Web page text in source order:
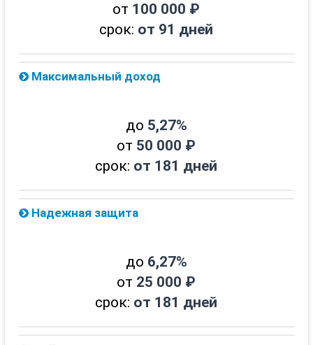
от 100 000 ₽
срок: от 91 дней
Максимальный доход
до 5,27%
от 50 000 ₽
срок: от 181 дней
Надежная защита
до 6,27%
от 25 000 ₽
срок: от 181 дней